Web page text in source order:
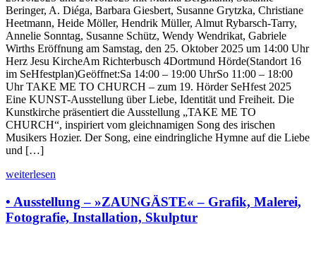
Beringer, A. Diéga, Barbara Giesbert, Susanne Grytzka, Christiane
Heetmann, Heide Möller, Hendrik Müller, Almut Rybarsch-Tarry,
Annelie Sonntag, Susanne Schütz, Wendy Wendrikat, Gabriele
Wirths Eröffnung am Samstag, den 25. Oktober 2025 um 14:00 Uhr
Herz Jesu KircheAm Richterbusch 4Dortmund Hörde(Standort 16
im SeHfestplan)Geöffnet:Sa 14:00 – 19:00 UhrSo 11:00 – 18:00
Uhr TAKE ME TO CHURCH – zum 19. Hörder SeHfest 2025
Eine KUNST-Ausstellung über Liebe, Identität und Freiheit. Die
Kunstkirche präsentiert die Ausstellung „TAKE ME TO
CHURCH“, inspiriert vom gleichnamigen Song des irischen
Musikers Hozier. Der Song, eine eindringliche Hymne auf die Liebe
und […]
weiterlesen
• Ausstellung – »ZAUNGÄSTE« – Grafik, Malerei,
Fotografie, Installation, Skulptur